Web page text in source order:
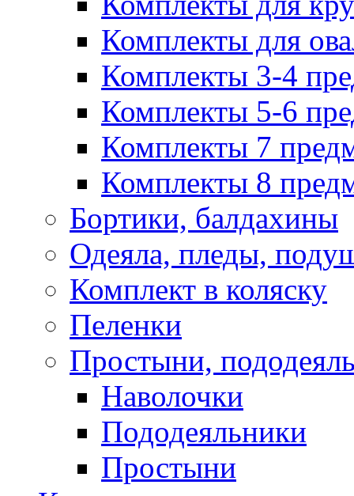
Комплекты для
Комплекты 3-4
Комплекты 5-6
Комплекты 7
Комплекты 8
Бортики, балдахины
Одеяла, пледы,
Комплект в коляску
Пеленки
Простыни,
Наволочки
Пододеяльники
Простыни